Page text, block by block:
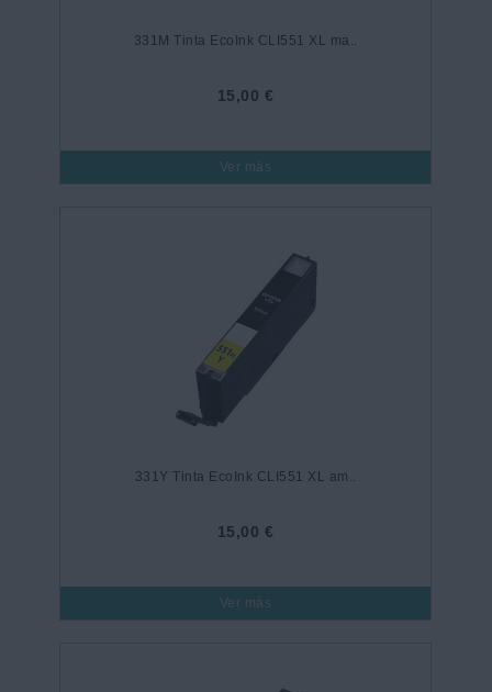
331M Tinta EcoInk CLI551 XL ma..
15,00 €
Ver más
331Y Tinta EcoInk CLI551 XL am..
15,00 €
Ver más